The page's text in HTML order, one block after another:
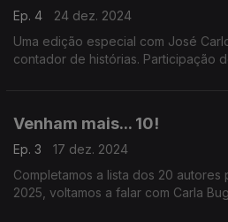
Ep. 4
24 dez. 2024
Uma edição especial com José
contador de histórias. Participação
Venham mais... 10!
Ep. 3
17 dez. 2024
Completamos a lista dos 20 autores
2025, voltamos a falar com Carla